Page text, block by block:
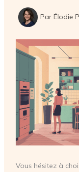
Par Élodie
Vous hésitez à